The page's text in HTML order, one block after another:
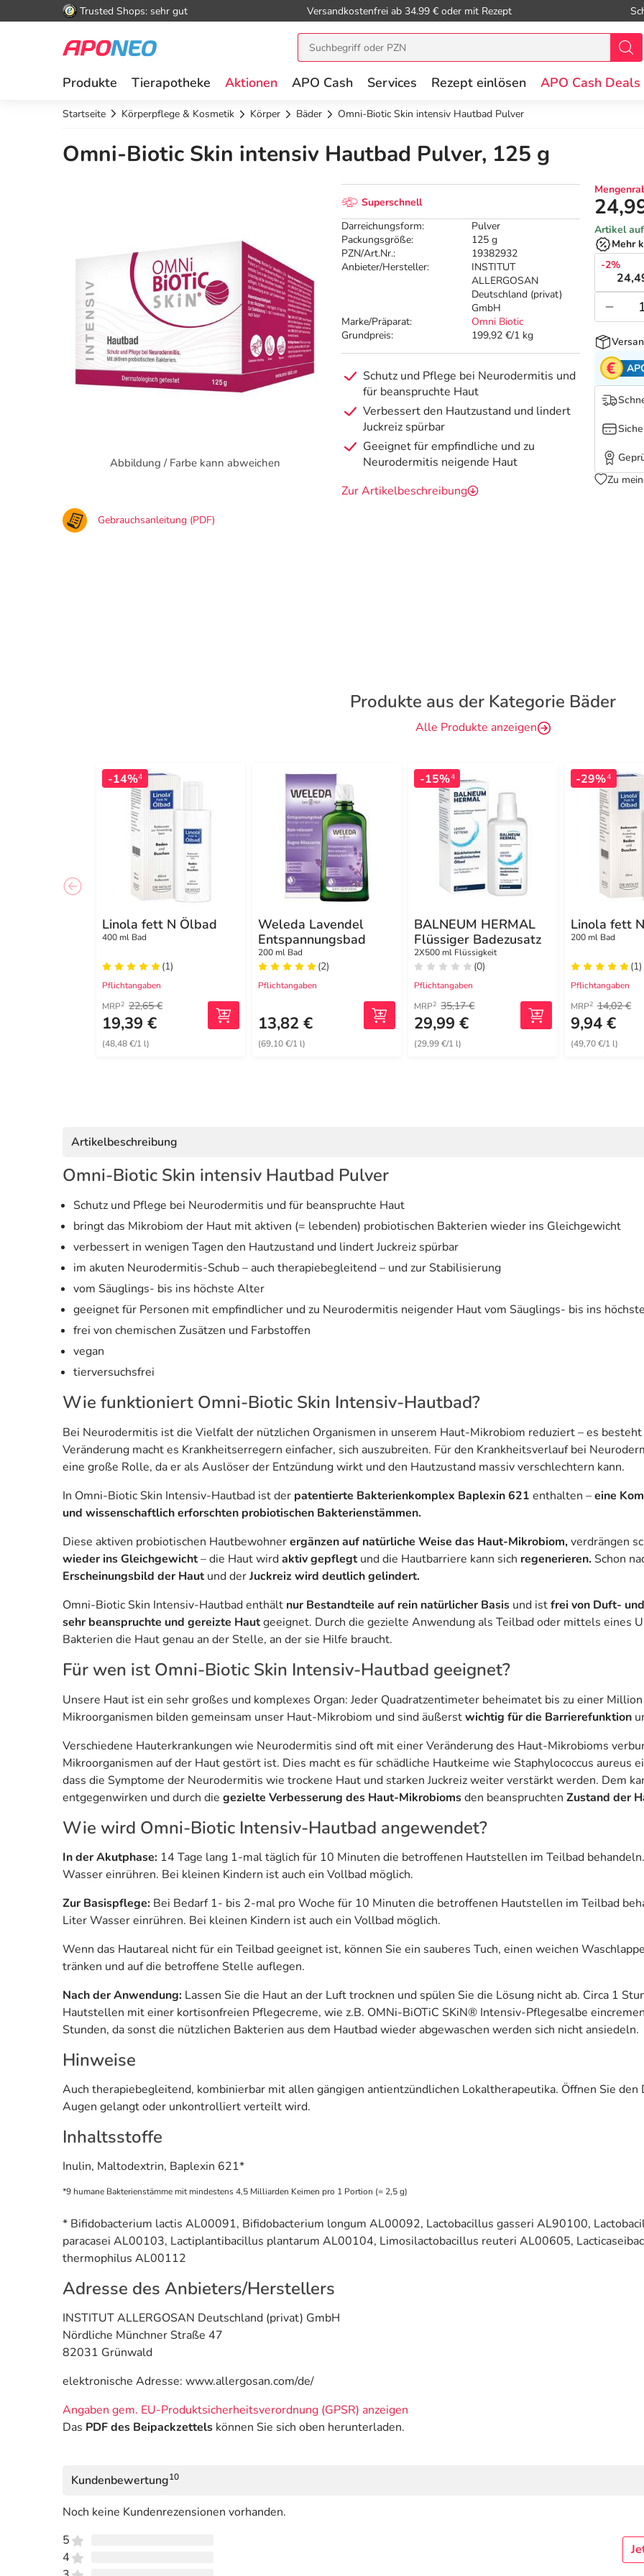
Trusted Shops: sehr gut Versandkostenfrei ab 34.99 € oder mit Rezept
Produkte Tierapotheke Aktionen APO Cash Services Rezept einlösen APO Cash Deals
Startseite Körperpflege & Kosmetik Körper Bäder Omni-Biotic Skin intensiv Hautbad Pulver
Omni-Biotic Skin intensiv Hautbad Pulver, 125 g
Abbildung / Farbe kann abweichen
Superschnell
Darreichungsform:
Pulver
Packungsgröße:
125 g
PZN/Art.Nr.:
19382932
Anbieter/Hersteller:
INSTITUT
ALLERGOSAN
Deutschland (privat)
GmbH
Marke/Präparat:
Omni Biotic
Grundpreis:
199,92 €/1 kg
Schutz und Pflege bei Neurodermitis und
für beanspruchte Haut
Verbessert den Hautzustand und lindert
Juckreiz spürbar
Geeignet für empfindliche und zu
Neurodermitis neigende Haut
Zur Artikelbeschreibung
Artikel
Mehr
-2%
Zu
Gebrauchsanleitung (PDF)
Produkte aus der Kategorie Bäder
Alle Produkte anzeigen
-14%4
Linola fett N Ölbad
400 ml Bad
(1)
Pflichtangaben
MRP2 22,65 €
19,39 €
(48,48 €/1 l)
Weleda Lavendel
Entspannungsbad
200 ml Bad
(2)
Pflichtangaben
13,82 €
(69,10 €/1 l)
-15%4
BALNEUM HERMAL
Flüssiger Badezusatz
2X500 ml Flüssigkeit
(0)
Pflichtangaben
MRP2 35,17 €
29,99 €
(29,99 €/1 l)
-29%4
Linola fett
200 ml Bad
(1)
Pflichtangaben
MRP2 14,02 €
9,94 €
(49,70 €/1 l)
Artikelbeschreibung
Omni-Biotic Skin intensiv Hautbad Pulver
Schutz und Pflege bei Neurodermitis und für beanspruchte Haut
bringt das Mikrobiom der Haut mit aktiven (= lebenden) probiotischen Bakterien wieder ins Gleichgewicht
verbessert in wenigen Tagen den Hautzustand und lindert Juckreiz spürbar
im akuten Neurodermitis-Schub – auch therapiebegleitend – und zur Stabilisierung
vom Säuglings- bis ins höchste Alter
geeignet für Personen mit empfindlicher und zu Neurodermitis neigender Haut vom Säuglings- bis ins
frei von chemischen Zusätzen und Farbstoffen
vegan
tierversuchsfrei
Wie funktioniert Omni-Biotic Skin Intensiv-Hautbad?
Bei Neurodermitis ist die Vielfalt der nützlichen Organismen in unserem Haut-Mikrobiom reduziert – es
Veränderung macht es Krankheitserregern einfacher, sich auszubreiten. Für den Krankheitsverlauf bei
eine große Rolle, da er als Auslöser der Entzündung wirkt und den Hautzustand massiv verschlechtern kann.
In Omni-Biotic Skin Intensiv-Hautbad ist der patentierte Bakterienkomplex Baplexin 621 enthalten –eine
und wissenschaftlich erforschten probiotischen Bakterienstämmen.
Diese aktiven probiotischen Hautbewohnerergänzen auf natürliche Weise das Haut-Mikrobiom,verdrängen
wieder ins Gleichgewicht– die Haut wirdaktiv gepflegtund die Hautbarriere kann sich regenerieren. Schon
Erscheinungsbild der Hautund derJuckreiz wird deutlich gelindert.
Omni-Biotic Skin Intensiv-Hautbad enthält nur Bestandteile auf rein natürlicher Basis und istfrei von Duft-
sehr beanspruchte und gereizte Hautgeeignet. Durch die gezielte Anwendung als Teilbad oder mittels eines
Bakterien die Haut genau an der Stelle, an der sie Hilfe braucht.
Für wen ist Omni-Biotic Skin Intensiv-Hautbad geeignet?
Unsere Haut ist ein sehr großes und komplexes Organ: Jeder Quadratzentimeter beheimatet bis zu einer
Mikroorganismen bilden gemeinsam unser Haut-Mikrobiom und sind äußerstwichtig für die Barrierefunktion
Verschiedene Hauterkrankungen wie Neurodermitis sind oft mit einer Veränderung des Haut-Mikrobioms
Mikroorganismen auf der Haut gestört ist. Dies macht es für schädliche Hautkeime wie Staphylococcus aureus
dass die Symptome der Neurodermitis wie trockene Haut und starken Juckreiz weiter verstärkt werden. Dem
entgegenwirken und durch die gezielte Verbesserung des Haut-Mikrobiomsden beanspruchten Zustand der
Wie wird Omni-Biotic Intensiv-Hautbad angewendet?
In der Akutphase: 14 Tage lang 1-mal täglich für 10 Minuten die betroffenen Hautstellen im Teilbad
Wasser einrühren. Bei kleinen Kindern ist auch ein Vollbad möglich.
Zur Basispflege: Bei Bedarf 1- bis 2-mal pro Woche für 10 Minuten die betroffenen Hautstellen im Teilbad
Liter Wasser einrühren. Bei kleinen Kindern ist auch ein Vollbad möglich.
Wenn das Hautareal nicht für ein Teilbad geeignet ist, können Sie ein sauberes Tuch, einen weichen
tränken und auf die betroffene Stelle auflegen.
Nach der Anwendung: Lassen Sie die Haut an der Luft trocknen und spülen Sie die Lösung nicht ab. Circa 1
Hautstellen mit einer kortisonfreien Pflegecreme, wie z.B. OMNi-BiOTiC SKiN® Intensiv-Pflegesalbe
Stunden, da sonst die nützlichen Bakterien aus dem Hautbad wieder abgewaschen werden sich nicht ansiedeln.
Hinweise
Auch therapiebegleitend, kombinierbar mit allen gängigen antientzündlichen Lokaltherapeutika. Öffnen Sie
Augen gelangt oder unkontrolliert verteilt wird.
Inhaltsstoffe
Inulin, Maltodextrin, Baplexin 621*
*9 humane Bakterienstämme mit mindestens 4,5 Milliarden Keimen pro 1 Portion (= 2,5 g)
* Bifidobacterium lactis AL00091, Bifidobacterium longum AL00092, Lactobacillus gasseri AL90100,
paracasei AL00103, Lactiplantibacillus plantarum AL00104, Limosilactobacillus reuteri AL00605,
thermophilus AL00112
Adresse des Anbieters/Herstellers
INSTITUT ALLERGOSAN Deutschland (privat) GmbH
Nördliche Münchner Straße 47
82031 Grünwald
elektronische Adresse: www.allergosan.com/de/
Angaben gem. EU-Produktsicherheitsverordnung (GPSR) anzeigen
Das PDF des Beipackzettels können Sie sich oben herunterladen.
Kundenbewertung10
Noch keine Kundenrezensionen vorhanden.
5
4